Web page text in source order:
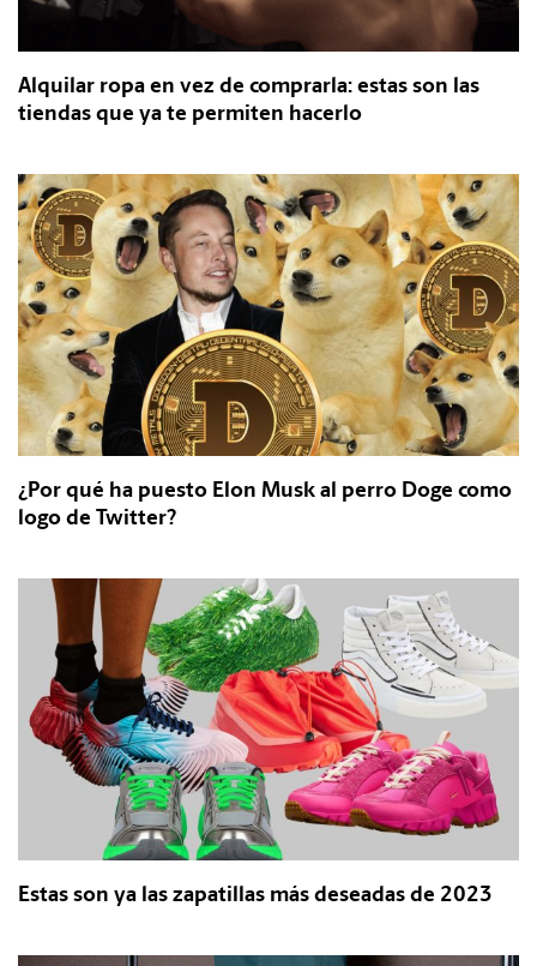
Alquilar ropa en vez de comprarla: estas son las
tiendas que ya te permiten hacerlo
¿Por qué ha puesto Elon Musk al perro Doge como
logo de Twitter?
Estas son ya las zapatillas más deseadas de 2023